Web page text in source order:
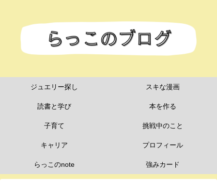
ジュエリー探し スキな漫画
読書と学び 本を作る
子育て 挑戦中のこと
キャリア プロフィール
らっこのnote 強みカード